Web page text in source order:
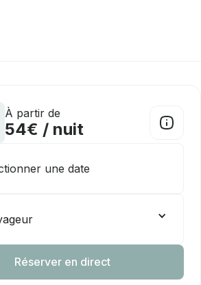
À partir de
54€ / nuit
une date
Réserver en direct